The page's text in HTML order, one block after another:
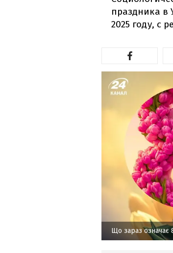
праздника в
2025 году, с
Що зараз означає